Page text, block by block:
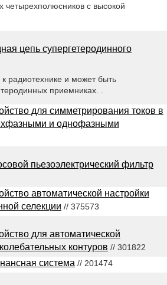
четырехполюсников с высокой
цепь супергетеродинного
радиотехнике и может быть
приемниках. .
для симметрирования токов в
и однофазными
пьезоэлектрический фильтр
автоматической настройки
селекции // 375573
для автоматической
контуров // 301822
система // 201474